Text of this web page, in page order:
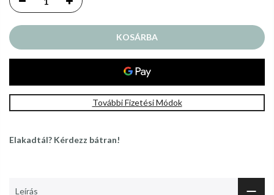
KOSÁRBA
További Fizetési Módok
Elakadtál? Kérdezz bátran!
Leírás